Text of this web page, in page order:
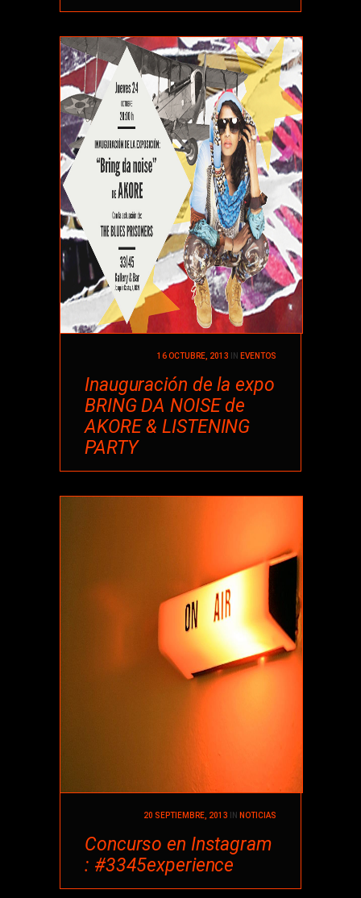
16 OCTUBRE, 2013 IN EVENTOS
Inauguración de la expo
BRING DA NOISE de
AKORE & LISTENING
PARTY
20 SEPTIEMBRE, 2013 IN NOTICIAS
Concurso en Instagram
: #3345experience